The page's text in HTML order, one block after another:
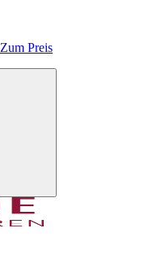
Zum Preis